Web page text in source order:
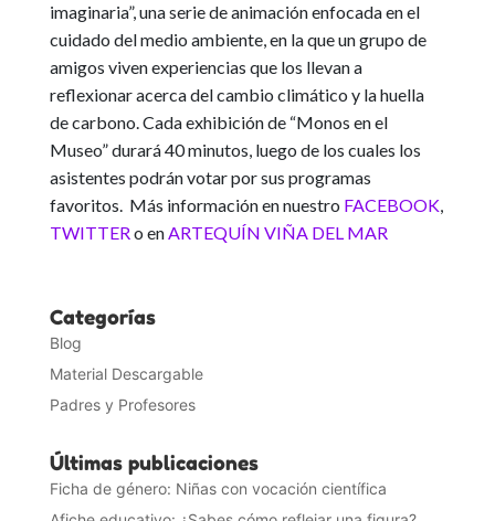
imaginaria”, una serie de animación enfocada en el
cuidado del medio ambiente, en la que un grupo de
amigos viven experiencias que los llevan a
reflexionar acerca del cambio climático y la huella
de carbono. Cada exhibición de “Monos en el
Museo” durará 40 minutos, luego de los cuales los
asistentes podrán votar por sus programas
favoritos. Más información en nuestro FACEBOOK,
TWITTERo enARTEQUÍN VIÑA DEL MAR
Categorías
Blog
Material Descargable
Padres y Profesores
Últimas publicaciones
Ficha de género: Niñas con vocación científica